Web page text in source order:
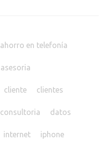
ahorro en telefonía
asesoria